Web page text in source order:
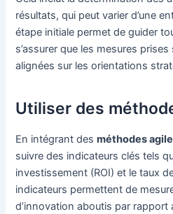
résultats, qui peut varier d’une
étape initiale permet de guider
s’assurer que les mesures
alignées sur les orientations
Utiliser des
En intégrant desméthodes
suivre des indicateurs clés tels
investissement (ROI) et le taux
indicateurs permettent de
d’innovation aboutis par rapport